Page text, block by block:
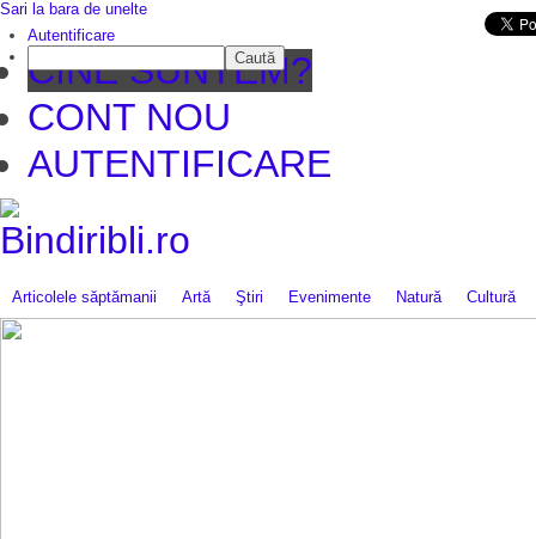
CINE SUNTEM?
CONT NOU
AUTENTIFICARE
Articolele săptămanii Artă Ştiri Evenimente Natură Cultură
Sari la bara de unelte
Autentificare
Caută